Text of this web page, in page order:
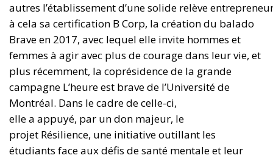
autres l’établissement d’une solide relève
à cela sa certification B Corp, la création du balado
Brave en 2017, avec lequel elle invite hommes et
femmes à agir avec plus de courage dans leur vie, et
plus récemment, la coprésidence de la grande
campagne L’heure est brave de l’Université de
Montréal. Dans le cadre de celle-ci,
elle a appuyé, par un don majeur, le
projet Résilience, une initiative outillant les
étudiants face aux défis de santé mentale et leur